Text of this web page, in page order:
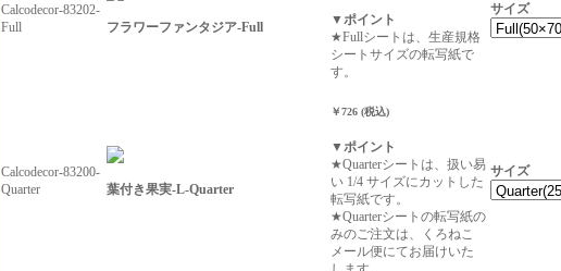
Calcodecor-83202-
Full
フラワーファンタジア-Full
▼ポイント
★Fullシートは、生産規格
シートサイズの転写紙で
す。
サイズ
Calcodecor-83200-
Quarter
葉付き果実-L-Quarter
￥726 (税込)
▼ポイント
★Quarterシートは、扱い易
い 1/4 サイズにカットした
転写紙です。
★Quarterシートの転写紙の
みのご注文は、くろねこ
メール便にてお届けいた
サイズ